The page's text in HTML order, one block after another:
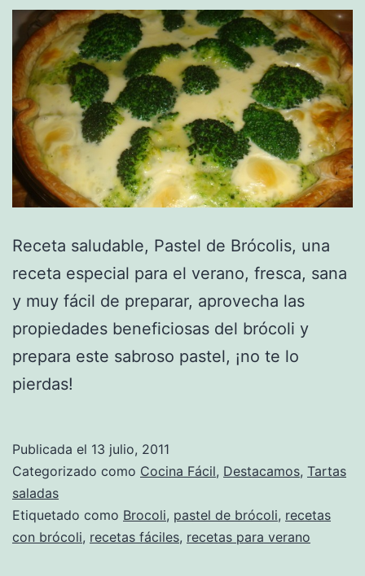
Receta saludable, Pastel de Brócolis, una
receta especial para el verano, fresca, sana
y muy fácil de preparar, aprovecha las
propiedades beneficiosas del brócoli y
prepara este sabroso pastel, ¡no te lo
pierdas!
Publicada el 13 julio, 2011
Categorizado como Cocina Fácil, Destacamos, Tartas
saladas
Etiquetado como Brocoli, pastel de brócoli, recetas
con brócoli, recetas fáciles, recetas para verano